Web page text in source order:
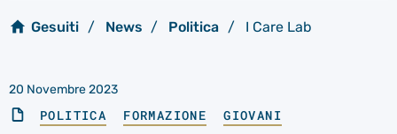
Gesuiti News Politica I Care Lab
20 Novembre 2023
POLITICA FORMAZIONE GIOVANI